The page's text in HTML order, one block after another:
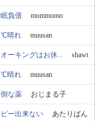
負債 mommomo
晴れ muusan
ーキングはお休... shawt
晴れ muusan
な薬 おじまる子
ピー出来ない あたりばん